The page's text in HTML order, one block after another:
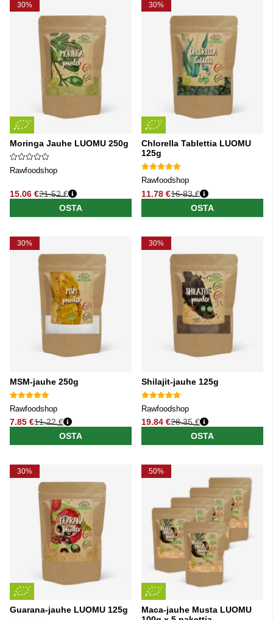
30%
Moringa Jauhe LUOMU 250g
Rawfoodshop
15.06 €
Normaali hinta
21.52 €
OSTA
30%
Chlorella Tablettia LUOMU
125g
Rawfoodshop
11.78 €
Normaali hinta
16.83 €
OSTA
30%
MSM-jauhe 250g
Rawfoodshop
7.85 €
Normaali hinta
11.22 €
OSTA
30%
Shilajit-jauhe 125g
Rawfoodshop
19.84 €
Normaali hinta
28.35 €
OSTA
30%
Guarana-jauhe LUOMU 125g
50%
Maca-jauhe Musta LUOMU